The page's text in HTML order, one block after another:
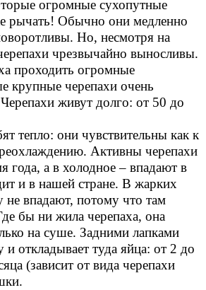
огромные сухопутные
рычать! Обычно они медленно
Но, несмотря на
чрезвычайно выносливы.
проходить огромные
крупные черепахи очень
живут долго: от 50 до
тепло: они чувствительны как к
Активны черепахи
года, а в холодное – впадают в
и в нашей стране. В жарких
не впадают, потому что там
бы ни жила черепаха, она
на суше. Задними лапками
откладывает туда яйца: от 2 до
(зависит от вида черепахи